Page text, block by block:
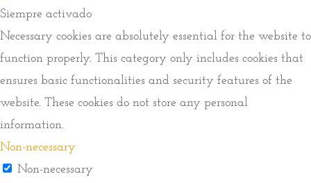
Siempre activado
Necessary cookies are absolutely essential for the website to
function properly. This category only includes cookies that
ensures basic functionalities and security features of the
website. These cookies do not store any personal
information.
Non-necessary
Non-necessary